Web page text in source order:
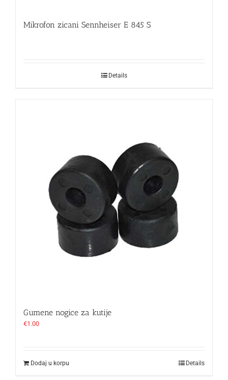
Mikrofon zicani Sennheiser E 845 S
Details
Gumene nogice za kutije
€1.00
Dodaj u korpu Details